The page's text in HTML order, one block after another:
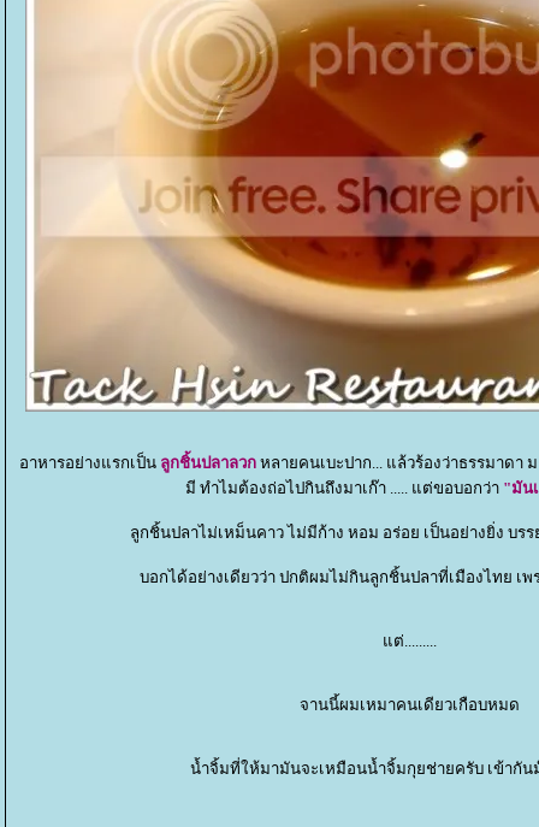
อาหารอย่างแรกเป็น ลูกชิ้นปลาลวกหลายคนเบะปาก... แล้วร้องว่าธรรมาดา
มี ทำไมต้องถ่อไปกินถึงมาเก๊า ..... แต่ขอบอกว่า "มัน
ลูกชิ้นปลาไม่เหม็นคาว ไม่มีก้าง หอม อร่อย เป็นอย่างยิ่ง บรร
บอกได้อย่างเดียวว่า ปกติผมไม่กินลูกชิ้นปลาที่เมืองไทย เพ
ต่.........
จานนี้ผมเหมาคนเดียวเกือบหมด
น้ำจิ้มที่ให้มามันจะเหมือนน้ำจิ้มกุยช่ายครับ เข้ากัน